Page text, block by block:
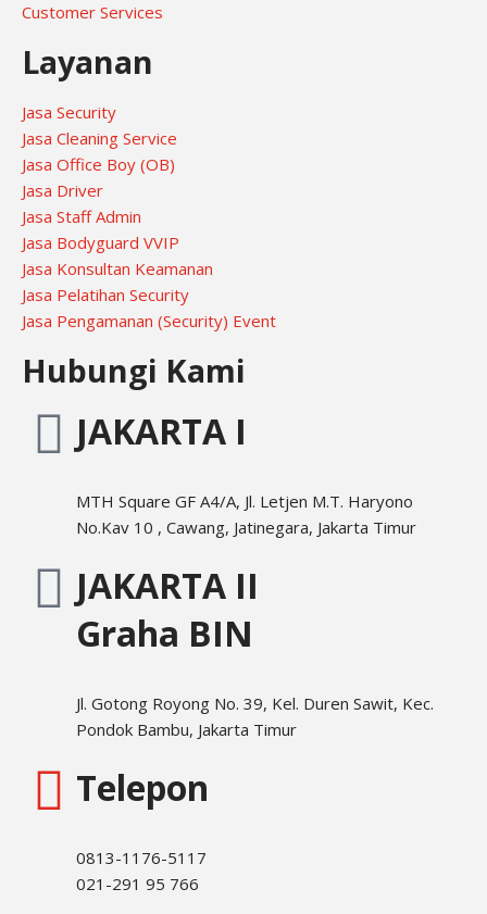
Customer Services
Layanan
Jasa Security
Jasa Cleaning Service
Jasa Office Boy (OB)
Jasa Driver
Jasa Staff Admin
Jasa Bodyguard VVIP
Jasa Konsultan Keamanan
Jasa Pelatihan Security
Jasa Pengamanan (Security) Event
Hubungi Kami
JAKARTA I
MTH Square GF A4/A, Jl. Letjen M.T. Haryono
No.Kav 10 , Cawang, Jatinegara, Jakarta Timur
JAKARTA II
Graha BIN
Jl. Gotong Royong No. 39, Kel. Duren Sawit, Kec.
Pondok Bambu, Jakarta Timur
Telepon
0813-1176-5117
021-291 95 766